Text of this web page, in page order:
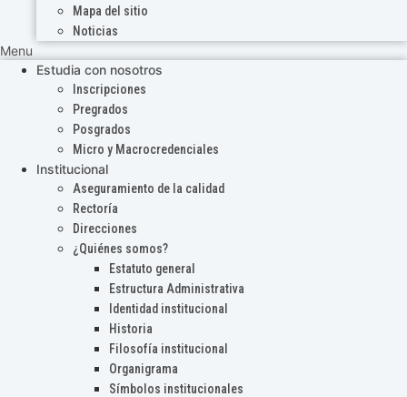
Mapa del sitio
Noticias
Menu
Estudia con nosotros
Inscripciones
Pregrados
Posgrados
Micro y Macrocredenciales
Institucional
Aseguramiento de la calidad
Rectoría
Direcciones
¿Quiénes somos?
Estatuto general
Estructura Administrativa
Identidad institucional
Historia
Filosofía institucional
Organigrama
Símbolos institucionales